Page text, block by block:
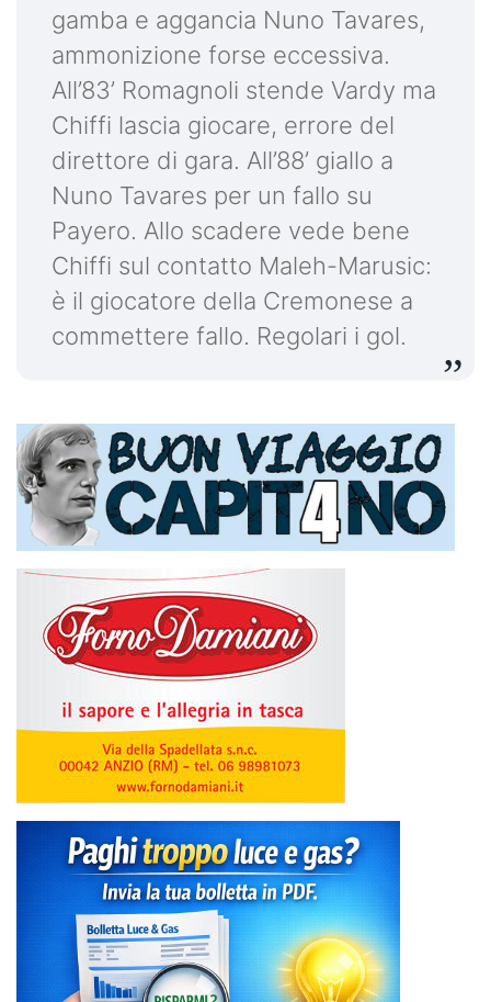
gamba e aggancia Nuno Tavares,
ammonizione forse eccessiva.
All’83’ Romagnoli stende Vardy ma
Chiffi lascia giocare, errore del
direttore di gara. All’88’ giallo a
Nuno Tavares per un fallo su
Payero. Allo scadere vede bene
Chiffi sul contatto Maleh-Marusic:
è il giocatore della Cremonese a
commettere fallo. Regolari i gol.